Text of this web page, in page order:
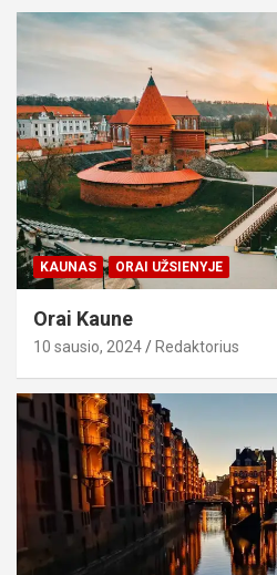
KAUNAS ORAI UŽSIENYJE
Orai Kaune
10 sausio, 2024 Redaktorius